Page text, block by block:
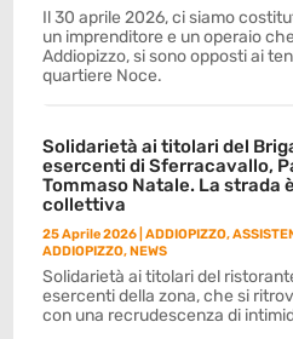
Il 30 aprile 2026, ci siamo
un imprenditore e un operaio
Addiopizzo, si sono opposti ai
quartiere Noce.
Solidarietà ai titolari del
esercenti di Sferracavallo,
Tommaso Natale. La strada
collettiva
25 Aprile 2026 |ADDIOPIZZO,
ADDIOPIZZO,NEWS
Solidarietà ai titolari del
esercenti della zona, che si
con una recrudescenza di